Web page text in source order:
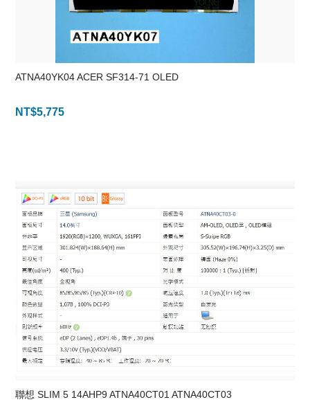
ATNA40YK04 ACER SF314-71 OLED
NT$5,775
聯想 SLIM 5 14AHP9 ATNA40CT01 ATNA40CT03